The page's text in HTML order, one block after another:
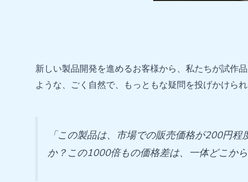
新しい製品開発を進めるお客様から、私たちが試作
ような、ごく自然で、もっともな疑問を投げかけられ
「この製品は、市場での販売価格が200円
か？この1000倍もの価格差は、一体どこか